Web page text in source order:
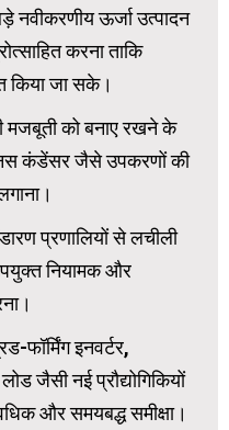
ऊर्जा उत्पादन
करना ताकि
किया जा सके।
मजबूती को बनाए रखने के
कंडेंसर जैसे उपकरणों की
प्रणालियों से लचीली
नियामक और
फॉर्मिंग इनवर्टर,
जैसी नई प्रौद्योगिकियों
और समयबद्ध समीक्षा।